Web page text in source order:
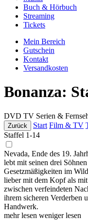
Buch & Hörbuch
Streaming
Tickets
Mein Bereich
Gutschein
Kontakt
Versandkosten
Bonanza:
DVD TV Serien &
Zurück Start Film & TV
Staffel 1-14
Nevada, Ende des 19.
lebt mit seinen drei
Gesetzmäßigkeiten im
lieber mit dem Kopf als
zwischen verfeindeten
ihrem sicheren Verderben
Handwerk.
mehr lesen weniger lesen